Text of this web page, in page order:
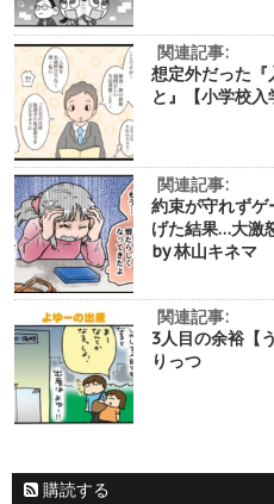
関連記事:
想定外だった『
と』【小学校
関連記事:
約束が守れず
げた結果…大激
by 林山キネマ
関連記事:
3人目の余裕【
りっつ
購読する